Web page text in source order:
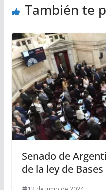
También te
Senado de
de la ley de Bases